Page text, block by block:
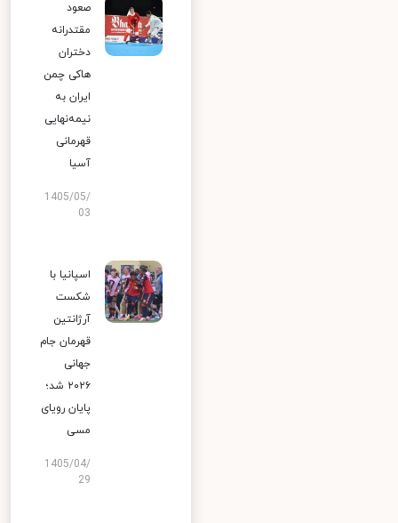
صعود
مقتدرانه
دختران
هاکی چمن
ایران به
نیمه‌نهایی
قهرمانی
آسیا
1405/05/
03
اسپانیا با
شکست
آرژانتین
قهرمان جام
جهانی
۲۰۲۶ شد؛
پایان رویای
مسی
1405/04/
29